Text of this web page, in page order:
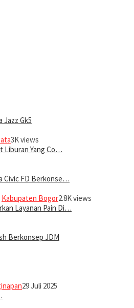
Jazz Gk5
3K views
Liburan Yang Co…
Civic FD Berkonse…
Kabupaten Bogor2.8K views
Layanan Pain Di…
Berkonsep JDM
29 Juli 2025